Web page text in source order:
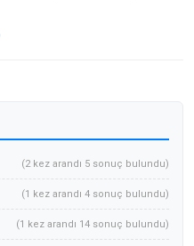
(2 kez arandı 5 sonuç bulundu)
(1 kez arandı 4 sonuç bulundu)
(1 kez arandı 14 sonuç bulundu)